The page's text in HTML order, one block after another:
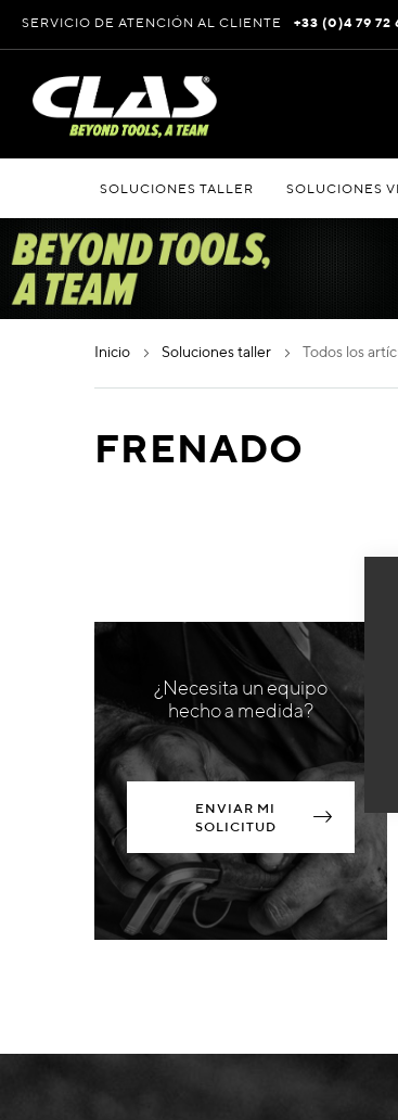
al
contenido
SERVICIO DE ATENCIÓN AL CLIENTE +33 (0)4 79 72
SOLUCIONES TALLER SOLUCIONES
inicio soluciones taller todos los
FRENADO
¿Necesita un equipo
hecho a medida?
ENVIAR MI
SOLICITUD